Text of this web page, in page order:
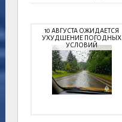
10 АВГУСТА ОЖИДАЕТСЯ
УХУДШЕНИЕ ПОГОДНЫХ
УСЛОВИЙ